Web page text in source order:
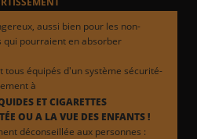
aussi bien pour les non-
pourraient en absorber
tous équipés d'un système sécurité-
à
ET CIGARETTES
OU A LA VUE DES ENFANTS !
déconseillée aux personnes :